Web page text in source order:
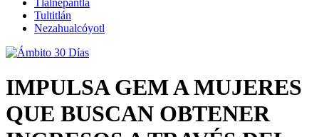
Tlalnepantla
Tultitlán
Nezahualcóyotl
IMPULSA GEM A MUJERES
QUE BUSCAN OBTENER